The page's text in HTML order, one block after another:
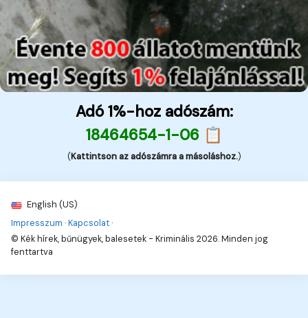
Adó 1%-hoz adószám:
18464654-1-06 📋
(Kattintson az adószámra a másoláshoz.)
English (US)
Impresszum ·Kapcsolat ·
© Kék hírek, bűnügyek, balesetek - Kriminális 2026. Minden jog
fenttartva